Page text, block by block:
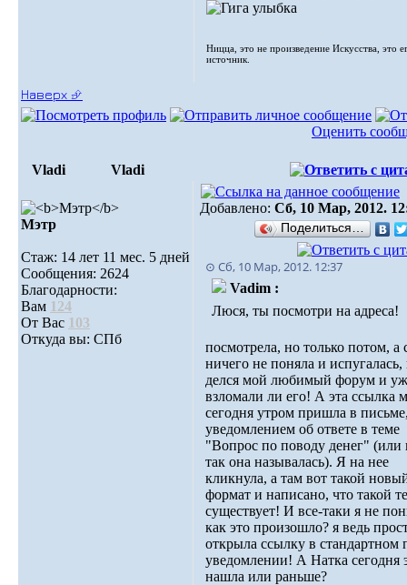
Ницца, это не произведение Искусства, это
источник.
Наверх ⮵
Оценить
Vladi Vladi
Мэтр
Стаж: 14 лет 11 мес. 5 дней
Сообщения: 2624
Благодарности:
Вам 124
От Вас 103
Откуда вы: СПб
Добавлено: Сб, 10 Мар, 2012.
Поделиться…
⊙ Сб, 10 Мар, 2012. 12:37
Vadim :
Люся, ты посмотри на адреса!
посмотрела, но только потом, а
ничего не поняла и испугалась,
делся мой любимый форум и
взломали ли его! А эта ссылка
сегодня утром пришла в
уведомлением об ответе в теме
"Вопрос по поводу денег" (или
так она называлась). Я на нее
кликнула, а там вот такой
формат и написано, что такой
существует! И все-таки я не
как это произошло? я ведь
открыла ссылку в стандартном
уведомлении! А Натка сегодня
нашла или раньше?